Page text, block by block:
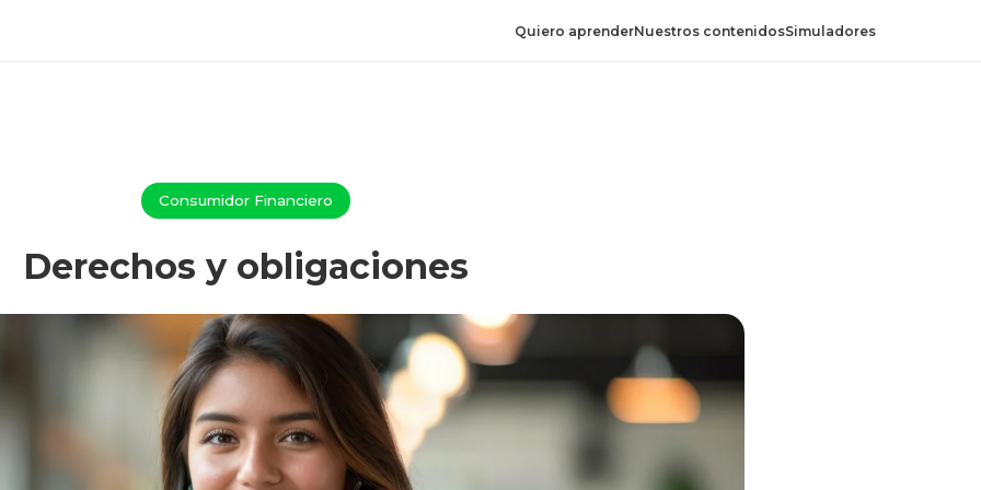
Quiero aprenderNuestros contenidosSimuladores
Consumidor Financiero
Derechos y obligaciones